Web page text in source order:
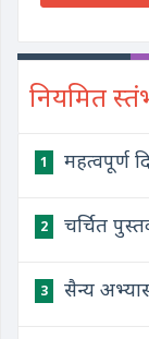
नियमित
1 महत्वपूर्ण
2 चर्चित
3 सैन्य